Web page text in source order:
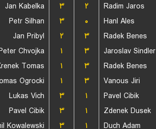
Jan Kabelka
۳ ۲ Radim Jaros
Petr Silhan
۳ ۰ Hanl Ales
Jan Pribyl
۲ ۳ Radek Benes
Chvojka
۱ ۳ Jaroslav Sindler
Tomas
۱ ۳ Radek Benes
Ogrocki
۱ ۳ Vanous Jiri
Lukas Vich
۳ ۱ Pavel Cibik
Pavel Cibik
۳ ۱ Zdenek Dusek
Kowalewski
۳ ۱ Duch Adam